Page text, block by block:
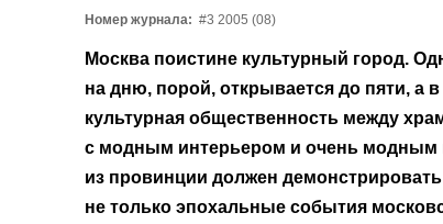
Номер журнала: #3 2005 (08)
Москва поистине культурный город.
на дню, порой, открывается до пяти, а
культурная общественность между
с модным интерьером и очень модным
из провинции должен
не только эпохальные события